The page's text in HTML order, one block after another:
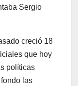
Sergio
creció 18
que hoy
políticas
las